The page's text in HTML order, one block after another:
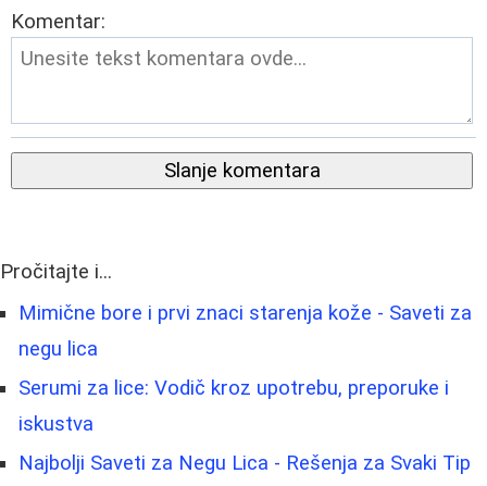
Komentar:
Slanje komentara
Pročitajte i...
Mimične bore i prvi znaci starenja kože - Saveti za
negu lica
Serumi za lice: Vodič kroz upotrebu, preporuke i
iskustva
Najbolji Saveti za Negu Lica - Rešenja za Svaki Tip